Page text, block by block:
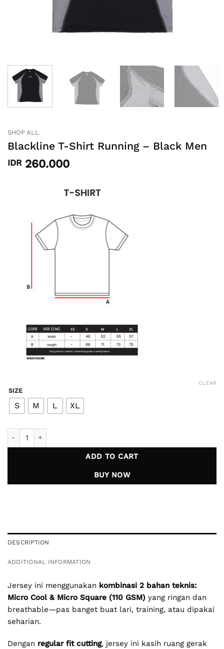
SHOP ALL
Blackline T-Shirt Running – Black Men
IDR260.000
SIZE
S M L XL
CLEAR
ADD TO CART
BUY NOW
DESCRIPTION
ADDITIONAL INFORMATION
Jersey ini menggunakan kombinasi 2 bahan teknis:
Micro Cool & Micro Square (110 GSM) yang ringan dan
breathable—pas banget buat lari, training, atau dipakai
seharian.
Dengan regular fit cutting, jersey ini kasih ruang gerak